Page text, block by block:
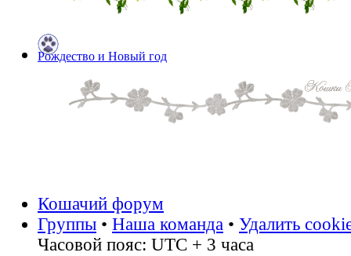
Рождество и Новый год
Кошачий форум
Группы • Наша команда • Удалить
Часовой пояс: UTC + 3 часа